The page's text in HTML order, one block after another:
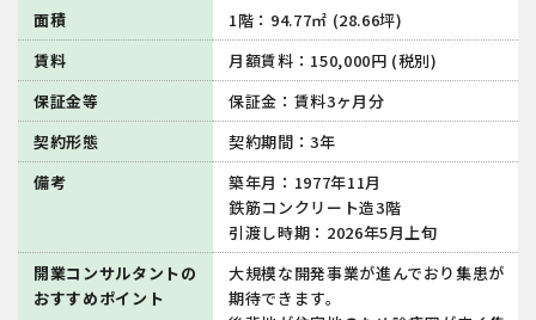
面積
1階：94.77㎡ (28.66坪)
賃料
月額賃料：150,000円 (税別)
保証金等
保証金：賃料3ヶ月分
契約形態
契約期間：3年
備考
築年月：1977年11月
鉄筋コンクリート造3階
引渡し時期：2026年5月上旬
開業コンサルタントの
おすすめポイント
大規模な開発事業が進んでおり集患が
期待できます。